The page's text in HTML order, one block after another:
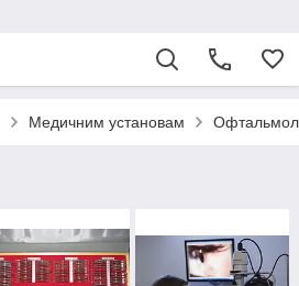
Медичним установам